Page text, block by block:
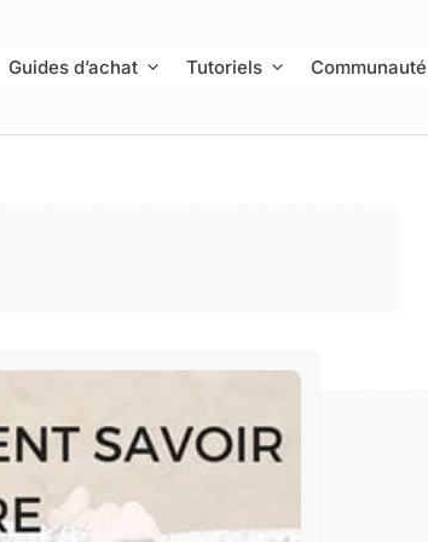
Guides d’achat Tutoriels Communauté